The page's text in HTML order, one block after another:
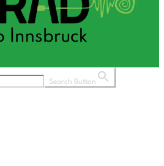
Search Button